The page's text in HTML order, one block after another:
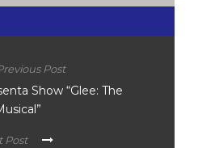
Post
Show “Glee: The
Post